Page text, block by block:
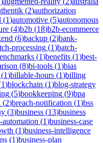
(2)authorization
(1)automotive (5)autonomous
(4)b2b (18)b2b-ecommerce
(6)backup (2)bank-
processing (1)batch-
(1)benefits (1)best-
(8)bi-tools (1)bias
(1)billable-hours (1)billing
1)blockchain (1)blog-strategy
(5)bookkeeping (9)bpa
(2)breach-notification (1)bss
(3)business (13)business
automation (1)business-case
(1)business-intelligence
(1)business-plan